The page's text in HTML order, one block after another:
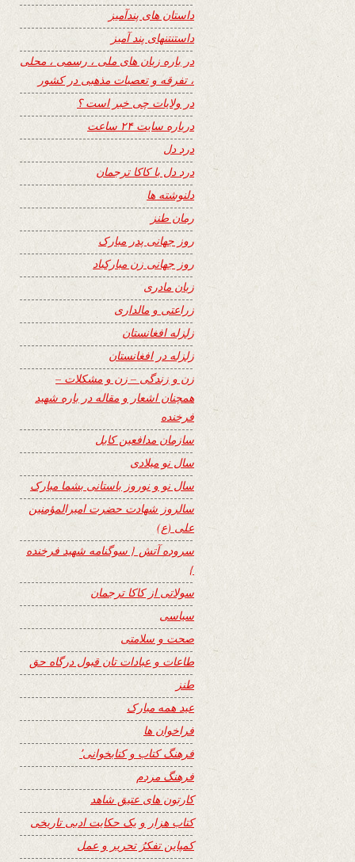
داستان های پندآمیز
داستنتنهای پند آمیز
در باره زبان های ملی ، رسمی ، محلی
، تفرقه و تعصبات مذهبی در کشور
در ولایات چی خبر است ؟
درباره سایت ۲۴ ساعت
درد دل
درد دل با کاکا ترجمان
دلنوشته ها
رمان طنز
روز جهانی پدر مبارک
روز جهانی زن مبارکباد
زبان مادری
زراعتی و مالداری
زلزله افغانستان
زلزله در افغانستان
زن و زندگی – زن و مشکلات –
همچنان اشعار و مقاله در باره شهید
فرخنده
سازمان مدافعین کابل
سال نو میلادی
سال نو و نوروز باستانی بشما مبارک
سالروز شهادت حضرت امیرالمؤمنین
علی (ع)
سروده آتش { سوگنامه شهید فرخنده
}
سولاتی از کاکا ترجمان
سیاسی
صحت و سلامتی
طاعات و عبادات تان قبول درگاه حق
طنز
عید همه مبارک
فراخوان ها
فرهنگ کتاب و کتابخوانی٬
فرهنگ مردم
کارتون های عتیق شاهد
کتاب هزار و یک حکایت ادبی تاریخی
کمپاین تفکرُ تحریر و عمل